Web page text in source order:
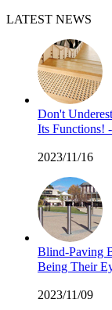
LATEST NEWS
Don't
Its Functions!
2023/11/16
Blind-Paving
Being Their
2023/11/09